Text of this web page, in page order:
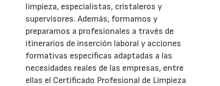
limpieza, especialistas, cristaleros y
supervisores. Además, formamos y
preparamos a profesionales a través de
itinerarios de inserción laboral y acciones
formativas específicas adaptadas a las
necesidades reales de las empresas, entre
ellas el Certificado Profesional de Limpieza